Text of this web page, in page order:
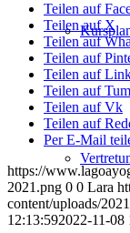
Teilen auf
Teilen auf X
Teilen auf
Teilen auf
Teilen auf
Teilen auf
Teilen auf Vk
Teilen auf
Per E-Mail
https://
2021.png 0 0 Lara
content/uploads/
12:13:592022-11-08